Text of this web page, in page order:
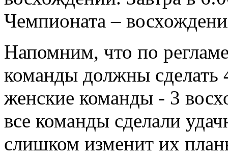
Чемпионата –
Напомним, что по
команды должны сделать
женские команды - 3
все команды сделали
слишком изменит их